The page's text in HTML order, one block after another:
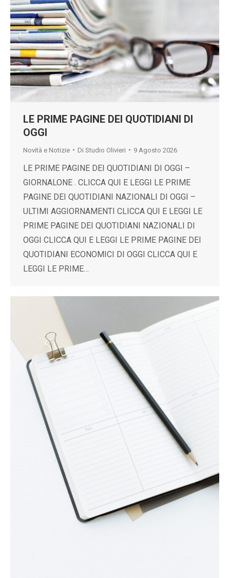
LE PRIME PAGINE DEI QUOTIDIANI DI
OGGI
Novità e Notizie Di Studio Olivieri 9 Agosto 2026
LE PRIME PAGINE DEI QUOTIDIANI DI OGGI –
GIORNALONE . CLICCA QUI E LEGGI LE PRIME
PAGINE DEI QUOTIDIANI NAZIONALI DI OGGI –
ULTIMI AGGIORNAMENTI CLICCA QUI E LEGGI LE
PRIME PAGINE DEI QUOTIDIANI NAZIONALI DI
OGGI CLICCA QUI E LEGGI LE PRIME PAGINE DEI
QUOTIDIANI ECONOMICI DI OGGI CLICCA QUI E
LEGGI LE PRIME…